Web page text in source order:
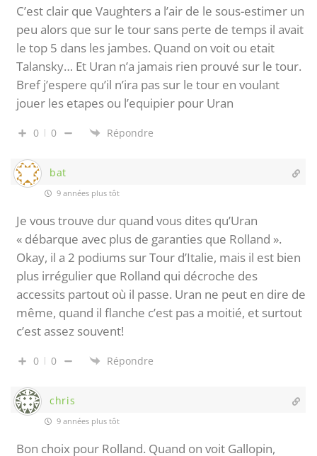
C’est clair que Vaughters a l’air de le sous-estimer un
peu alors que sur le tour sans perte de temps il avait
le top 5 dans les jambes. Quand on voit ou etait
Talansky… Et Uran n’a jamais rien prouvé sur le tour.
Bref j’espere qu’il n’ira pas sur le tour en voulant
jouer les etapes ou l’equipier pour Uran
0 0 Répondre
bat
9 années plus tôt
Je vous trouve dur quand vous dites qu’Uran
« débarque avec plus de garanties que Rolland ».
Okay, il a 2 podiums sur Tour d’Italie, mais il est bien
plus irrégulier que Rolland qui décroche des
accessits partout où il passe. Uran ne peut en dire de
même, quand il flanche c’est pas a moitié, et surtout
c’est assez souvent!
0 0 Répondre
chris
9 années plus tôt
Bon choix pour Rolland. Quand on voit Gallopin,